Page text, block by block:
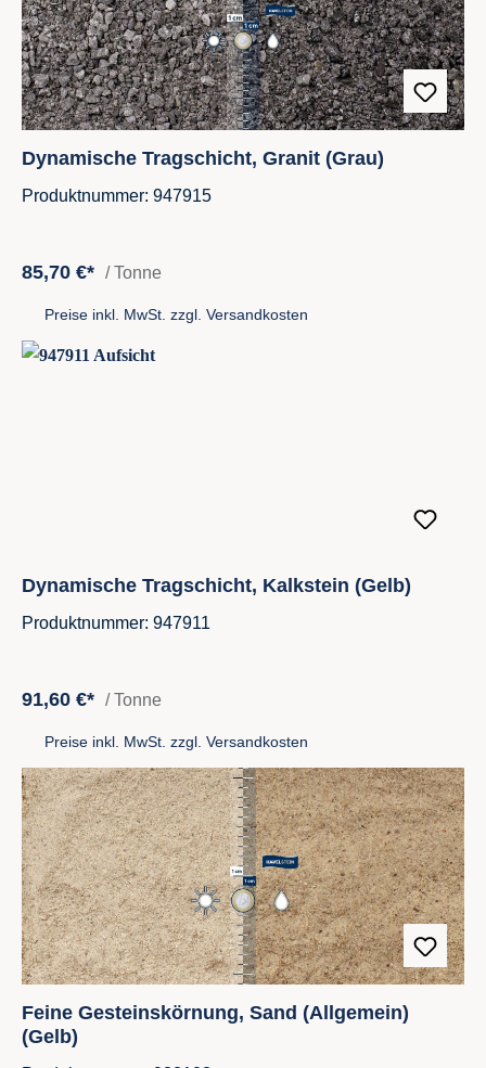
Dynamische Tragschicht, Granit (Grau)
Produktnummer: 947915
85,70 €* / Tonne
Preise inkl. MwSt. zzgl. Versandkosten
Dynamische Tragschicht, Kalkstein (Gelb)
Produktnummer: 947911
91,60 €* / Tonne
Preise inkl. MwSt. zzgl. Versandkosten
Feine Gesteinskörnung, Sand (Allgemein)
(Gelb)